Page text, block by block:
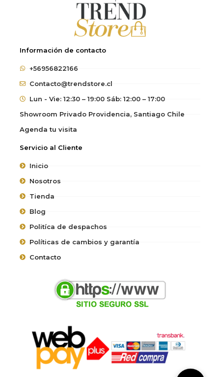
Información de contacto
+56956822166
Contacto@trendstore.cl
Lun - Vie: 12:30 – 19:00 Sáb: 12:00 – 17:00
Showroom Privado Providencia, Santiago Chile
Agenda tu visita
Servicio al Cliente
Inicio
Nosotros
Tienda
Blog
Politíca de despachos
Políticas de cambios y garantía
Contacto